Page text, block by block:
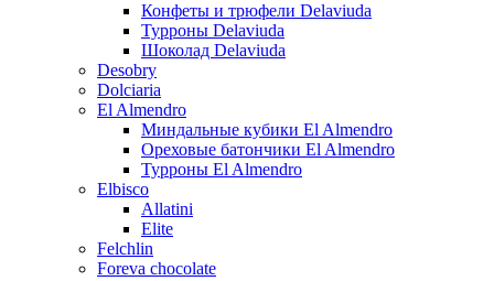
Конфеты и трюфели Delaviuda
Турроны Delaviuda
Шоколад Delaviuda
Desobry
Dolciaria
El Almendro
Миндальные кубики El Almendro
Ореховые батончики El Almendro
Турроны El Almendro
Elbisco
Allatini
Elite
Felchlin
Foreva chocolate